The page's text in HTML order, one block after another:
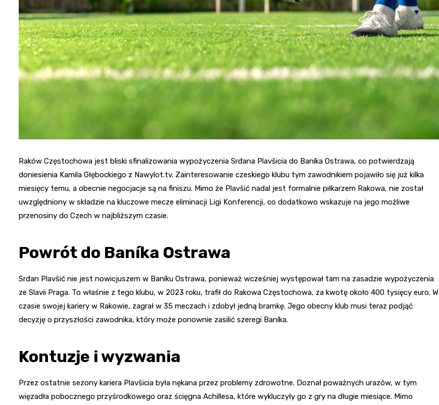
Raków Częstochowa jest bliski sfinalizowania wypożyczenia Srđana Plavšicia do Baníka Ostrawa, co potwierdzają
doniesienia Kamila Głębockiego z Nawylot.tv. Zainteresowanie czeskiego klubu tym zawodnikiem pojawiło się już kilka
miesięcy temu, a obecnie negocjacje są na finiszu. Mimo że Plavšić nadal jest formalnie piłkarzem Rakowa, nie został
uwzględniony w składzie na kluczowe mecze eliminacji Ligi Konferencji, co dodatkowo wskazuje na jego możliwe
przenosiny do Czech w najbliższym czasie.
Powrót do Baníka Ostrawa
Srđan Plavšić nie jest nowicjuszem w Baníku Ostrawa, ponieważ wcześniej występował tam na zasadzie wypożyczenia
ze Slavii Praga. To właśnie z tego klubu, w 2023 roku, trafił do Rakowa Częstochowa, za kwotę około 400 tysięcy euro. W
czasie swojej kariery w Rakowie, zagrał w 35 meczach i zdobył jedną bramkę. Jego obecny klub musi teraz podjąć
decyzję o przyszłości zawodnika, który może ponownie zasilić szeregi Baníka.
Kontuzje i wyzwania
Przez ostatnie sezony kariera Plavšicia była nękana przez problemy zdrowotne. Doznał poważnych urazów, w tym
więzadła pobocznego przyśrodkowego oraz ścięgna Achillesa, które wykluczyły go z gry na długie miesiące. Mimo